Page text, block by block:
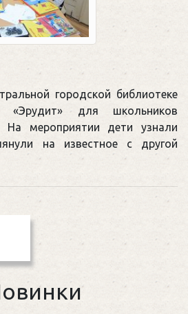
городской библиотеке
«Эрудит» для школьников
На мероприятии дети узнали
на известное с другой